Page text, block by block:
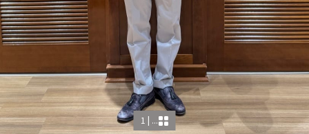
1 | ...